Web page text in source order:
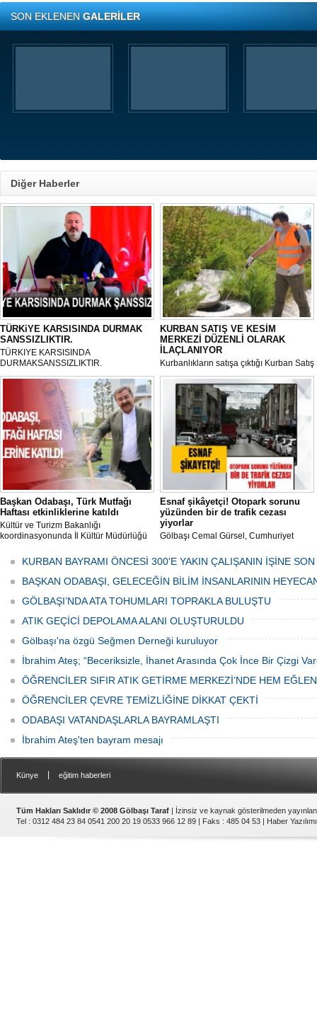
SON EKLENENGALERİLER
Diğer Haberler
TÜRKiYE KARSISINDA DURMAK
SANSSIZLIKTIR.
TÜRKIYE KARSISINDA
DURMAKSANSSIZLIKTIR.
KURBAN SATIŞ VE KESİM
MERKEZİ DÜZENLİ OLARAK
İLAÇLANIYOR
Kurbanlıkların satışa çıktığı Kurban Satış
ve Kesim Merkezi, haşere ve
mikropların önüne geçilmesi amacıyla
her gün Gölbaşı Belediyesi ekipleri
tarafından düzenli olarak ilaçlanıyor.
Başkan Odabaşı, Türk Mutfağı
Haftası etkinliklerine katıldı
Kültür ve Turizm Bakanlığı
koordinasyonunda İl Kültür Müdürlüğü
Haftası" etkinlikleri Ankara'da devam
ediyor.
Esnaf şikâyetçi! Otopark sorunu
yüzünden bir de trafik cezası
yiyorlar
Gölbaşı Cemal Gürsel, Cumhuriyet
bulunan esnaf ve alışverişe gelen
vatandaşlar park cezaları yüzünden
canından bezdi.
KURBAN BAYRAMI ÖNCESİ 300'E YAKIN ÇALIŞANIN İŞİNE
BAŞKAN ODABAŞI, GELECEĞİN BİLİM İNSANLARININ
GÖLBAŞI’NDA ATA TOHUMLARI TOPRAKLA BULUŞTU
ATIK GEÇİCİ DEPOLAMA ALANI OLUŞTURULDU
Gölbaşı'na özgü Seğmen Derneği kuruluyor
İbrahim Ateş; “Beceriksizle, İhanet Arasında Çok İnce Bir Çizgi
ÖĞRENCİLER SIFIR ATIK GETİRME MERKEZİ’NDE HEM
ÖĞRENCİLER ÇEVRE TEMİZLİĞİNE DİKKAT ÇEKTİ
ODABAŞI VATANDAŞLARLA BAYRAMLAŞTI
İbrahim Ateş'ten bayram mesajı
Künye eğitim haberleri
Tüm Hakları Saklıdır © 2008 Gölbaşı Taraf | İzinsiz ve kaynak gösterilmeden
Tel : 0312 484 23 84 0541 200 20 19 0533 966 12 89 | Faks : 485 04 53 | Haber Yazılımı